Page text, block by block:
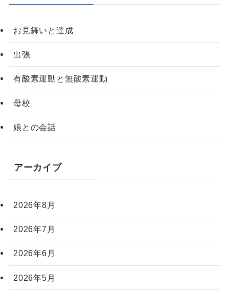
お見舞いと達成
出張
有酸素運動と無酸素運動
母校
娘との会話
アーカイブ
2026年8月
2026年7月
2026年6月
2026年5月